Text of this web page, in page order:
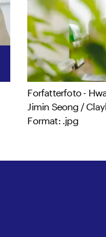
Forfatterfoto -
Jimin Seong /
Format: .jpg